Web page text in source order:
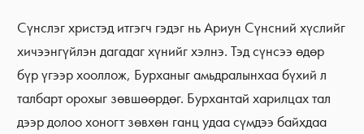
Сүнслэг христэд итгэгч гэдэг нь Ариун Сүнсний хүслийг
хичээнгүйлэн дагадаг хүнийг хэлнэ. Тэд сүнсээ өдөр
бүр үгээр хооллож, Бурханыг амьдралынхаа бүхий л
талбарт орохыг зөвшөөрдөг. Бурхантай харилцах тал
дээр долоо хоногт зөвхөн ганц удаа сүмдээ байхдаа